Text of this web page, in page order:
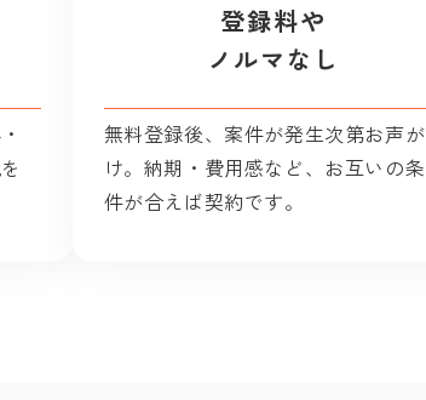
登録料や
ノルマなし
無料登録後、案件が発生次第お声が
け。納期・費用感など、お互いの条
件が合えば契約です。